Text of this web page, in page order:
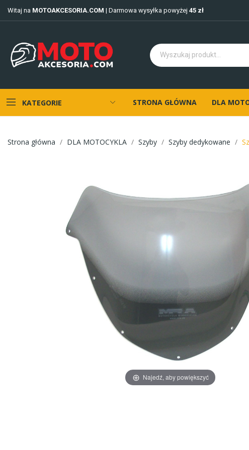
Witaj na MOTOAKCESORIA.COM | Darmowa wysyłka powyżej 45 zł
KATEGORIE STRONA GŁÓWNA DLA
Strona główna DLA MOTOCYKLA Szyby Szyby dedykowane
Najedź, aby powiększyć